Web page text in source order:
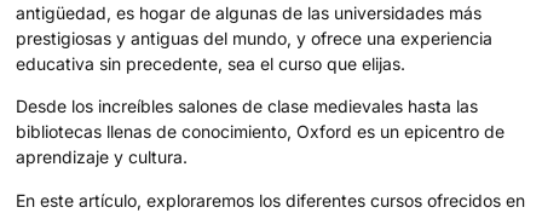
antigüedad, es hogar de algunas de las universidades más
prestigiosas y antiguas del mundo, y ofrece una experiencia
educativa sin precedente, sea el curso que elijas.
Desde los increíbles salones de clase medievales hasta las
bibliotecas llenas de conocimiento, Oxford es un epicentro de
aprendizaje y cultura.
En este artículo, exploraremos los diferentes cursos ofrecidos en